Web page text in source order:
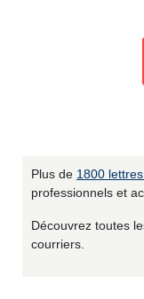
Plus de 1800
professionnels et
Découvrez toutes
courriers.